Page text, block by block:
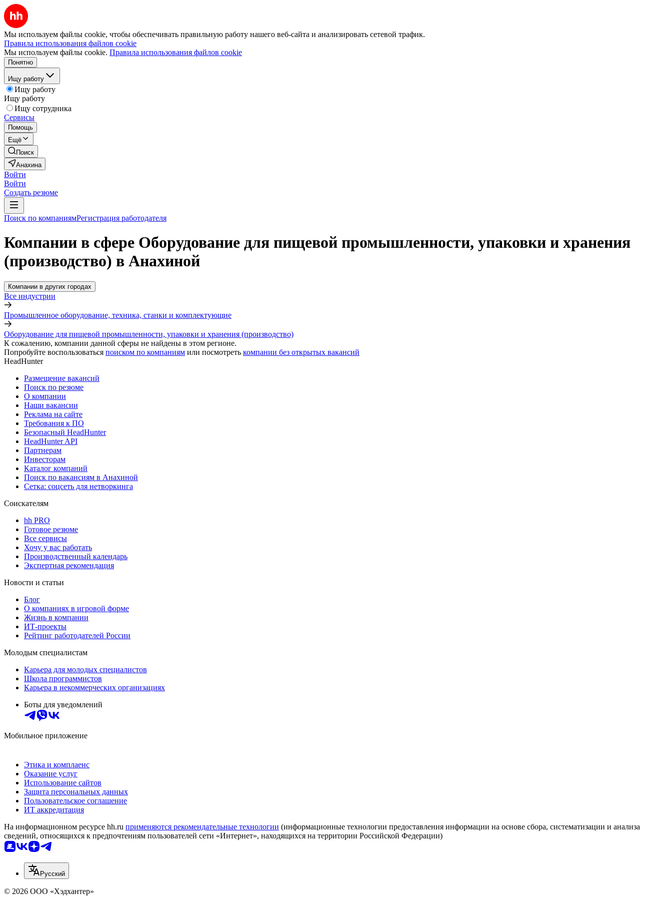
Мы используем файлы cookie, чтобы обеспечивать правильную работу нашего веб-сайта и анализировать сетевой трафик.
Правила использования файлов cookie
Мы используем файлы cookie. Правила использования файлов cookie
Понятно
Ищу работу
Ищу работу
Ищу работу
Ищу сотрудника
Сервисы
Помощь
Ещё
Поиск
Анахина
Войти
Войти
Создать резюме
Поиск по компаниямРегистрация работодателя
Компании в сфере Оборудование для пищевой промышленности, упаковки и хранения
(производство) в Анахиной
Компании в других городах
Все индустрии
Промышленное оборудование, техника, станки и комплектующие
Оборудование для пищевой промышленности, упаковки и хранения (производство)
К сожалению, компании данной сферы не найдены в этом регионе.
Попробуйте воспользоваться поиском по компаниям или посмотреть компании без открытых вакансий
HeadHunter
Размещение вакансий
Поиск по резюме
О компании
Наши вакансии
Реклама на сайте
Требования к ПО
Безопасный HeadHunter
HeadHunter API
Партнерам
Инвесторам
Каталог компаний
Поиск по вакансиям в Анахиной
Сетка: соцсеть для нетворкинга
Соискателям
hh PRO
Готовое резюме
Все сервисы
Хочу у вас работать
Производственный календарь
Экспертная рекомендация
Новости и статьи
Блог
О компаниях в игровой форме
Жизнь в компании
ИТ-проекты
Рейтинг работодателей России
Молодым специалистам
Карьера для молодых специалистов
Школа программистов
Карьера в некоммерческих организациях
Боты для уведомлений
Мобильное приложение
Этика и комплаенс
Оказание услуг
Использование сайтов
Защита персональных данных
Пользовательское соглашение
ИТ аккредитация
На информационном ресурсе hh.ru применяются рекомендательные технологии (информационные технологии предоставления информации на основе сбора, систематизации и анализа
сведений, относящихся к предпочтениям пользователей сети «Интернет», находящихся на территории Российской Федерации)
Русский
© 2026 ООО «Хэдхантер»